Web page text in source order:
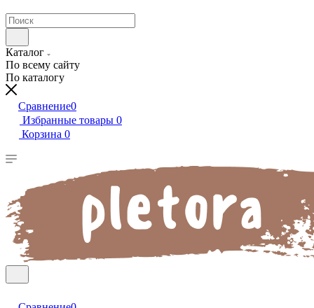
Каталог
По всему сайту
По каталогу
Сравнение0
Избранные товары 0
Корзина 0